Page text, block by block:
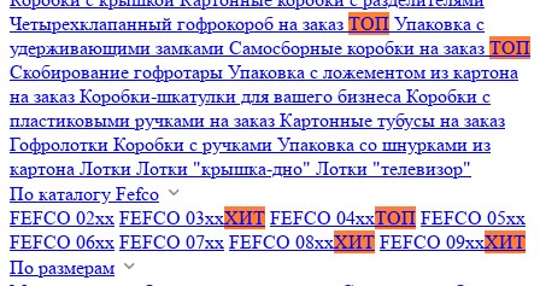
Четырехклапанный гофрокороб на заказ ТОП Упаковка с
удерживающими замками Самосборные коробки на заказ ТОП
Скобирование гофротары Упаковка с ложементом из картона
на заказ Коробки-шкатулки для вашего бизнеса Коробки с
пластиковыми ручками на заказ Картонные тубусы на заказ
Гофролотки Коробки с ручками Упаковка со шнурками из
картона Лотки Лотки "крышка-дно" Лотки "телевизор"
По каталогу Fefco
FEFCO 02xx FEFCO 03xxХИТ FEFCO 04xxТОП FEFCO 05xx
FEFCO 06xx FEFCO 07xx FEFCO 08xxХИТ FEFCO 09xxХИТ
По размерам